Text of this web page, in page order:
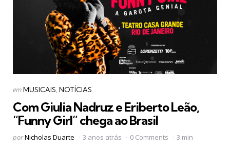
Categorias
Postado
emMUSICAIS NOTÍCIAS
Com Giulia Nadruz e Eriberto Leão,
“Funny Girl” chega ao Brasil
Postado
porNicholas Duarte 3 anos atrás 0 Comments 3 min